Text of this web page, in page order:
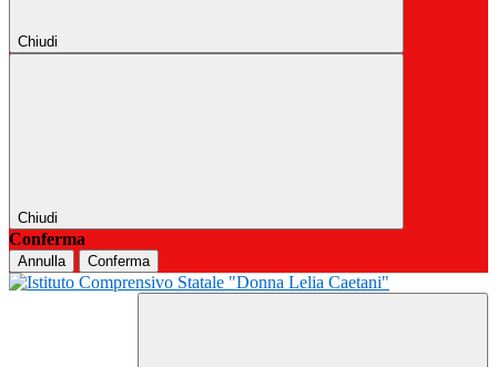
Chiudi
Chiudi
Conferma
Annulla Conferma